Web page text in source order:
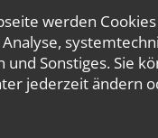
innen)
werden
Sonstiges. Sie
jederzeit ändern